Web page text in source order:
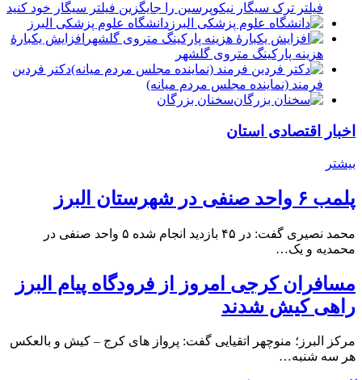
فیلتر ترک سیگار نیکوپرسین را جایگزین فیلتر سیگار خود کنید
دانشگاه علوم پزشکی البرز
افزایش یکبارۀ
هزینه پارکینگ متروی گلشهر
دكتر فردين
فرمند (نماينده مجلس مردم میانه)
سخنان بزرگان
اخبار اقتصادی استان
بیشتر
پلمب ۶ واحد صنفی در شهرستان البرز
محمد نصیری گفت: در ۴۵ بازدید انجام شده ۵ واحد صنفی در
محمدیه و یک…
مسافران کرجی امروز از فرودگاه پیام البرز
راهی کیش شدند
مرکز البرز؛ منوچهر اتقیایی گفت: پرواز های کرج – کیش و بالعکس
هر سه شنبه…